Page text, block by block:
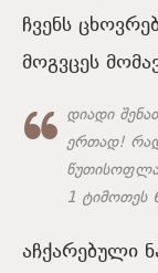
ჩვენს
მოგვცეს
დიადი
ერთად!
1 ტიმოთეს
აჩქარებული